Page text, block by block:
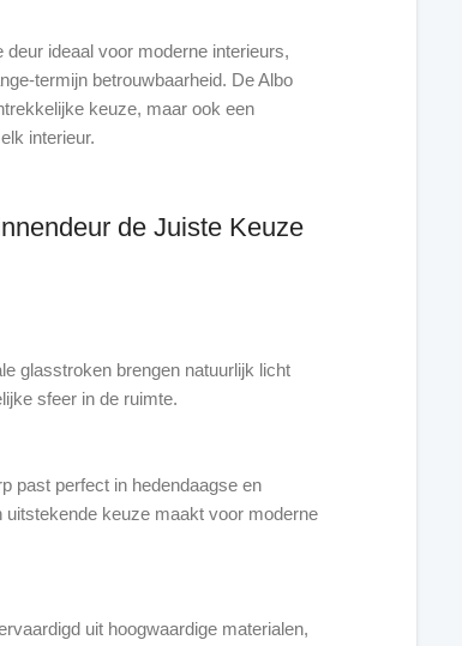
ideaal voor moderne interieurs,
termijn betrouwbaarheid. De Albo
keuze, maar ook een
interieur.
de Juiste Keuze
glasstroken brengen natuurlijk licht
sfeer in de ruimte.
past perfect in hedendaagse en
keuze maakt voor moderne
uit hoogwaardige materialen,